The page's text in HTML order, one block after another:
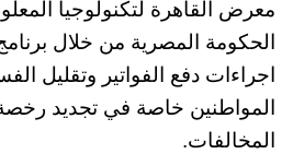
معرض القاهرة لتكنولوجيا
الحكومة المصرية من خلال
اجراءات دفع الفواتير وتقليل
المواطنين خاصة في تجديد
المخالفات.